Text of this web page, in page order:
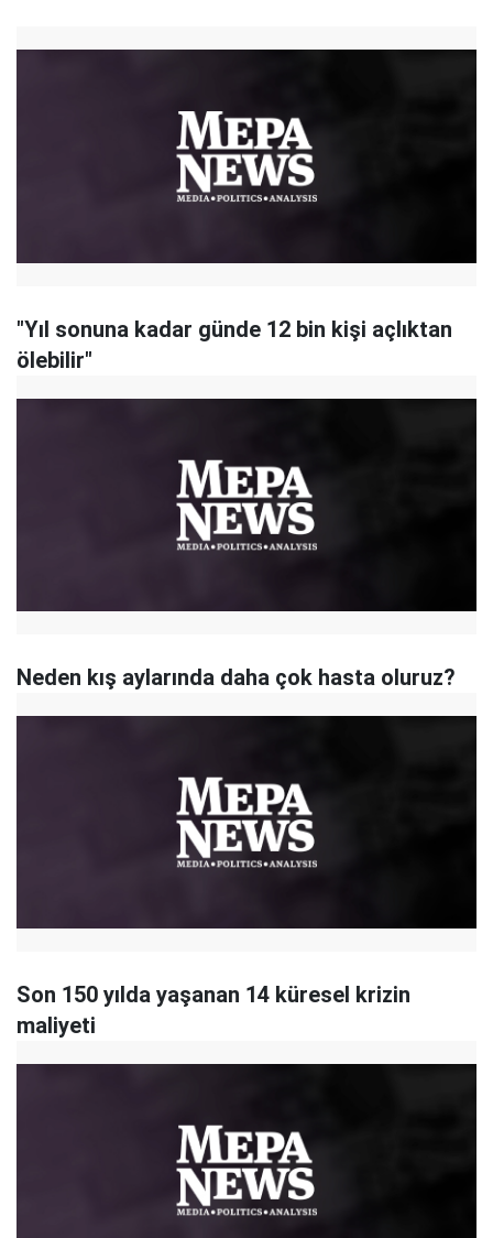
"Yıl sonuna kadar günde 12 bin kişi açlıktan
ölebilir"
Neden kış aylarında daha çok hasta oluruz?
Son 150 yılda yaşanan 14 küresel krizin
maliyeti